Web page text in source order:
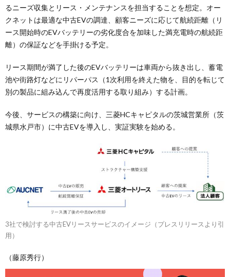
るニーズ収集とリース・メンテナンスを担当することを想定。オー
クネットは最適な中古EVの調達、顧客ニーズに応じて航続距離（リ
ース開始時のEVバッテリーの劣化度合を加味した満充電時の航続距
離）の保証などを手掛ける予定。
リース期間が満了した後のEVバッテリーは車両から抜き出し、蓄電
池や街路灯などにリパーパス（1次利用を終えた物を、目的を転じて
別の製品に組み込んで再度活用する取り組み）する計画。
今後、サービスの構築に向け、三菱HCキャピタルの茨城営業所（茨
城県水戸市）に中古EVを導入し、実証実験を始める。
3社で検討する中古EVリースサービスのイメージ（プレスリリースより引
用）
（藤原秀行）